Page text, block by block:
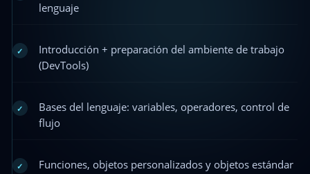
lenguaje
✓
Introducción + preparación del ambiente de trabajo
(DevTools)
✓
Bases del lenguaje: variables, operadores, control de
flujo
✓ Funciones, objetos personalizados y objetos estándar